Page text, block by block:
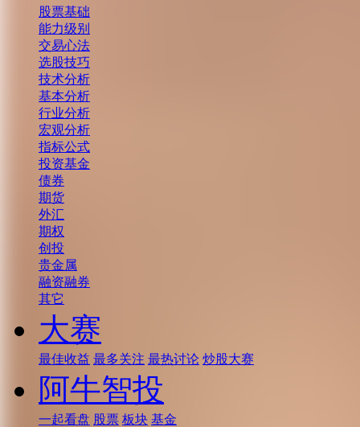
股票基础
能力级别
交易心法
选股技巧
技术分析
基本分析
行业分析
宏观分析
指标公式
投资基金
债券
期货
外汇
期权
创投
贵金属
融资融券
其它
大赛
最佳收益 最多关注 最热讨论 炒股大赛
阿牛智投
一起看盘 股票 板块 基金